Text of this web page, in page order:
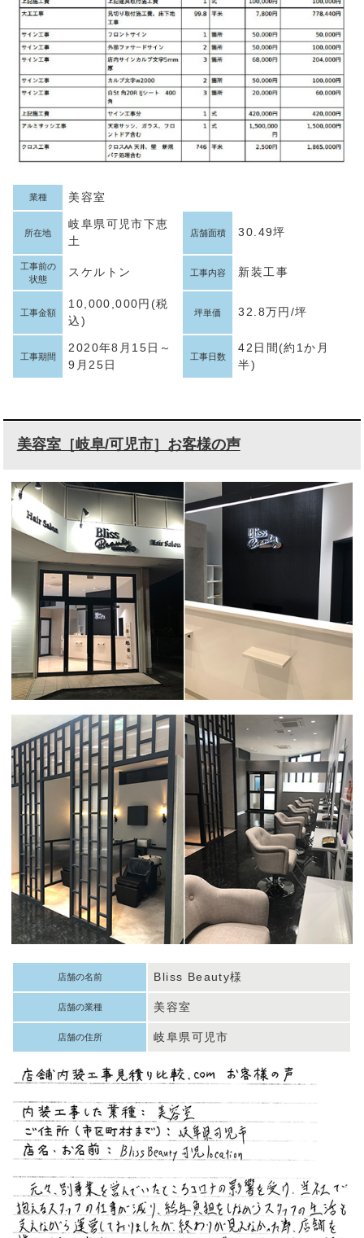
業種 美容室
所在地
岐阜県可児市下恵
土
店舗面積 30.49坪
工事前の
状態
スケルトン 工事内容 新装工事
工事金額
10,000,000円(税
込)
坪単価 32.8万円/坪
工事期間
2020年8月15日～
9月25日
工事日数
42日間(約1か月
半)
美容室［岐阜/可児市］お客様の声
店舗の名前 Bliss Beauty様
店舗の業種 美容室
店舗の住所 岐阜県可児市